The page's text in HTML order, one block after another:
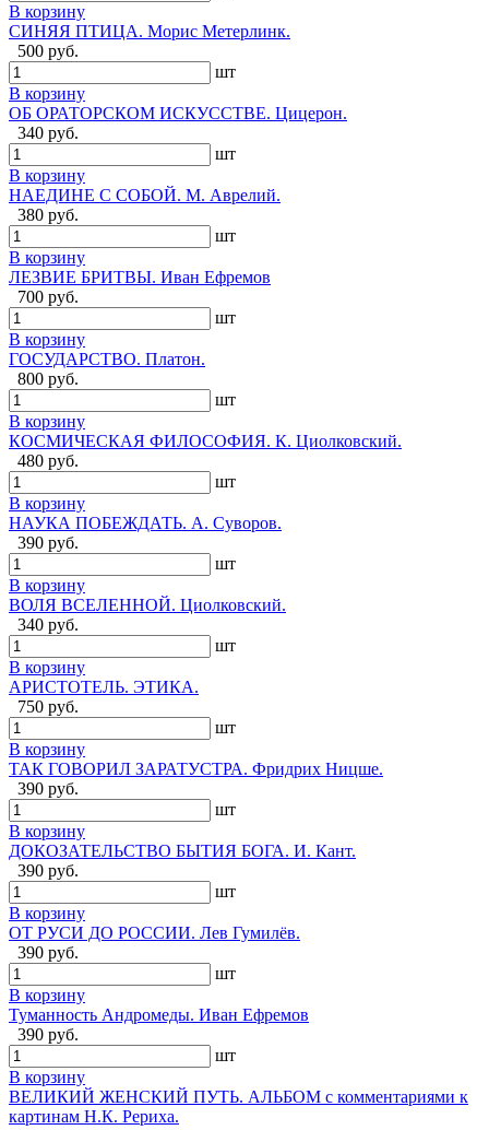
В корзину
СИНЯЯ ПТИЦА. Морис Метерлинк.
500 руб.
шт
В корзину
ОБ ОРАТОРСКОМ ИСКУССТВЕ. Цицерон.
340 руб.
шт
В корзину
НАЕДИНЕ С СОБОЙ. М. Аврелий.
380 руб.
шт
В корзину
ЛЕЗВИЕ БРИТВЫ. Иван Ефремов
700 руб.
шт
В корзину
ГОСУДАРСТВО. Платон.
800 руб.
шт
В корзину
КОСМИЧЕСКАЯ ФИЛОСОФИЯ. К. Циолковский.
480 руб.
шт
В корзину
НАУКА ПОБЕЖДАТЬ. А. Суворов.
390 руб.
шт
В корзину
ВОЛЯ ВСЕЛЕННОЙ. Циолковский.
340 руб.
шт
В корзину
АРИСТОТЕЛЬ. ЭТИКА.
750 руб.
шт
В корзину
ТАК ГОВОРИЛ ЗАРАТУСТРА. Фридрих Ницше.
390 руб.
шт
В корзину
ДОКОЗАТЕЛЬСТВО БЫТИЯ БОГА. И. Кант.
390 руб.
шт
В корзину
ОТ РУСИ ДО РОССИИ. Лев Гумилёв.
390 руб.
шт
В корзину
Туманность Андромеды. Иван Ефремов
390 руб.
шт
В корзину
ВЕЛИКИЙ ЖЕНСКИЙ ПУТЬ. АЛЬБОМ с комментариями к
картинам Н.К. Рериха.